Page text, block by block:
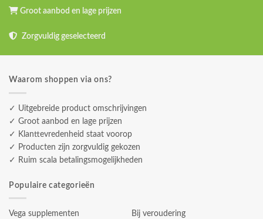
Groot aanbod en lage prijzen
Zorgvuldig geselecteerd
Waarom shoppen via ons?
✓ Uitgebreide product omschrijvingen
✓ Groot aanbod en lage prijzen
✓ Klanttevredenheid staat voorop
✓ Producten zijn zorgvuldig gekozen
✓ Ruim scala betalingsmogelijkheden
Populaire categorieën
Vega supplementen
Bij veroudering